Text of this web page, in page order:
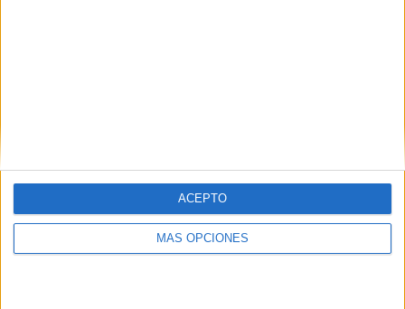
MÁS OPCIONES
ACEPTO
SIGUE NUESTROS TABLEROS EN